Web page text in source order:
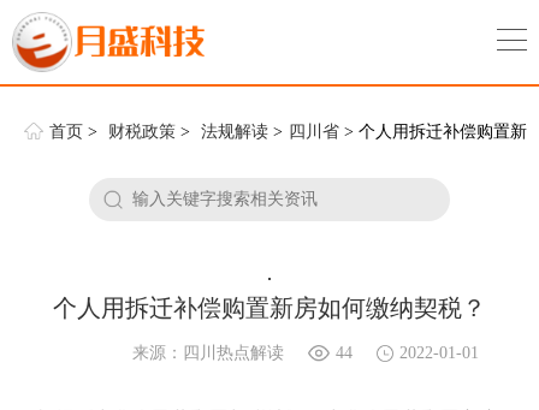
首页 > 财税政策 > 法规解读 > 四川省 > 个人用拆迁补偿购置新
.
个人用拆迁补偿购置新房如何缴纳契税？
2022-01-01
44
来源：四川热点解读